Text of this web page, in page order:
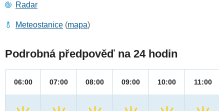
Radar
Meteostanice (mapa)
Podrobná předpověď na 24 hodin
06:00 07:00 08:00 09:00 10:00 11:00